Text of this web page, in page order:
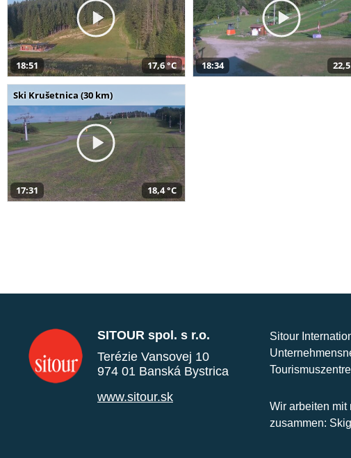
18:51 17,6 °C 18:34
Ski Krušetnica (30 km)
17:31 18,4 °C
SITOUR spol. s r.o.
Terézie Vansovej 10
974 01 Banská Bystrica
www.sitour.sk
Sitour
Wir arbeiten mit
zusammen: